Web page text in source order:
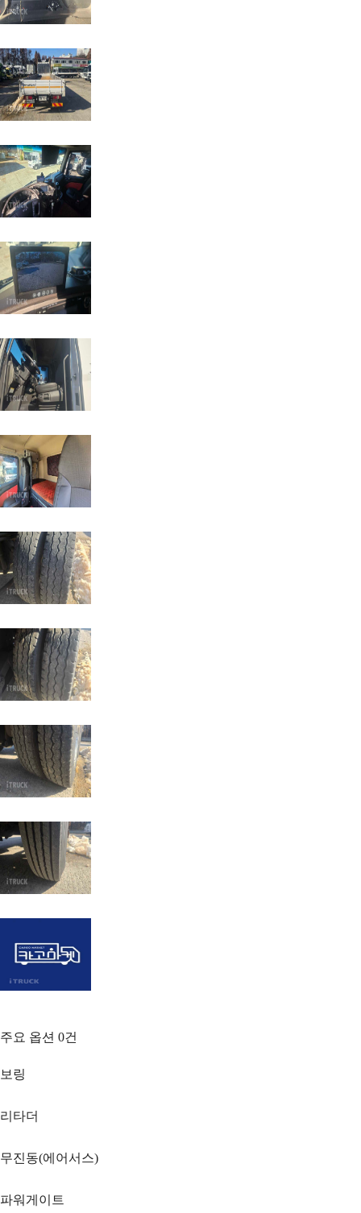
주요 옵션 0건
보링
리타더
무진동(에어서스)
파워게이트